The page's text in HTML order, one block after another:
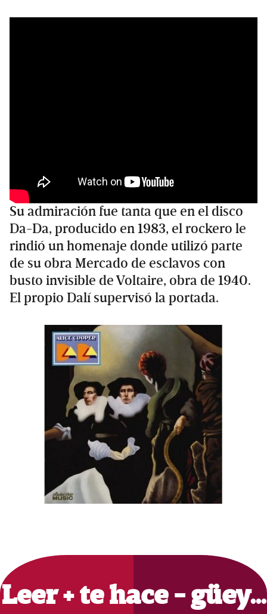
Su admiración fue tanta que en el disco
Da-Da, producido en 1983, el rockero le
rindió un homenaje donde utilizó parte
de su obra Mercado de esclavos con
busto invisible de Voltaire, obra de 1940.
El propio Dalí supervisó la portada.
Primary
Sidebar
Leer + te hace - güey…